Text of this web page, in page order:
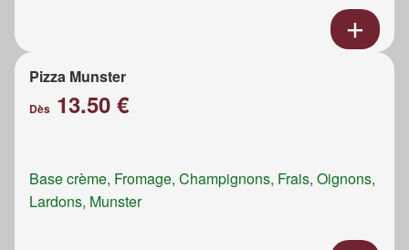
Pizza Munster
Dès 13.50 €
Base crème, Fromage, Champignons, Frais, Oignons,
Lardons, Munster